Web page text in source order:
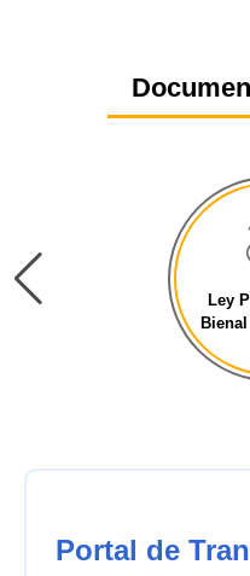
Ley
Portal de